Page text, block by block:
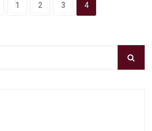
1 2 3 4